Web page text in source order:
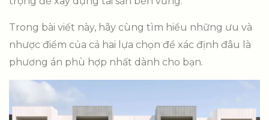
Trong bài viết này, hãy cùng tìm hiểu những ưu và
nhược điểm của cả hai lựa chọn để xác định đâu là
phương án phù hợp nhất dành cho bạn.